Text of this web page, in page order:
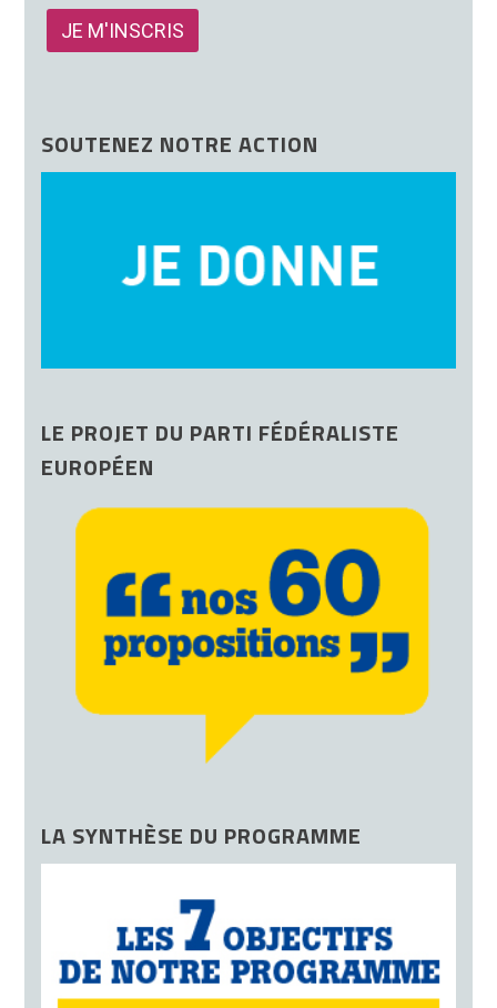
SOUTENEZ NOTRE ACTION
LE PROJET DU PARTI FÉDÉRALISTE
EUROPÉEN
LA SYNTHÈSE DU PROGRAMME